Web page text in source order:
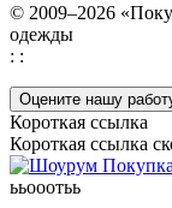
© 2009–2026
одежды
: :
Оцените нашу
Короткая ссылка
Короткая ссылка
ььооотьь